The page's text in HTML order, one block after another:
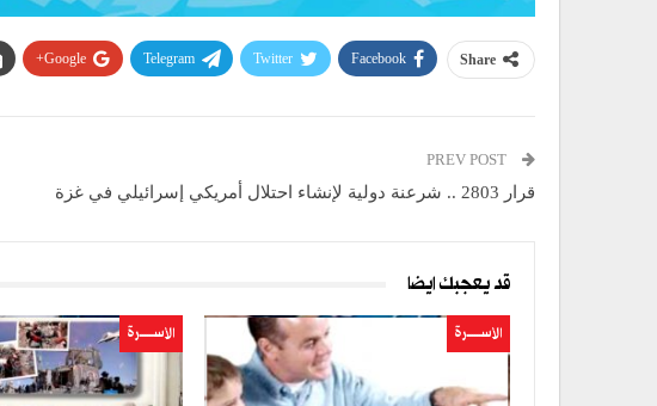
Share
Facebook
Twitter
Telegram
Google+
قرار 2803 .. شرعنة دولية لإنشاء احتلال أمريكي إسرائيلي في غزة
قد يعجبك ايضا
الأســــــرة الأســــــرة